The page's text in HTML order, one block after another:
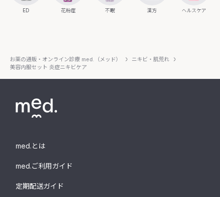
ED 花粉症 不眠 漢方 ヘルスケア
お薬の通販・オンライン診療 med.（メッド）
ニキビ・肌荒れ
美容内服セット 炎症ニキビケア
med.とは
med.ご利用ガイド
定期配送ガイド